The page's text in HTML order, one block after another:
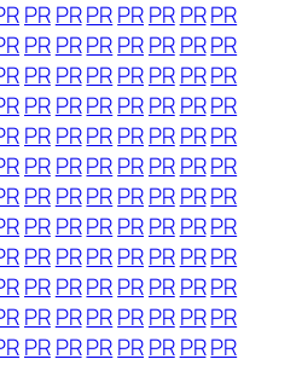
PRPRPRPRPR PRPR
PRPRPRPRPR PRPR
PRPRPRPRPR PRPR
PRPRPRPRPR PRPR
PRPRPRPRPR PRPR
PRPRPRPRPR PRPR
PRPRPRPRPR PRPR
PRPRPRPRPR PRPR
PRPRPRPRPR PRPR
PRPRPRPRPR PRPR
PRPRPRPRPR PRPR
PRPRPRPRPR PRPR